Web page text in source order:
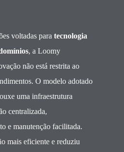
voltadas para tecnologia
, a Loomy
não está restrita ao
O modelo adotado
uma infraestrutura
centralizada,
e manutenção facilitada.
mais eficiente e reduziu